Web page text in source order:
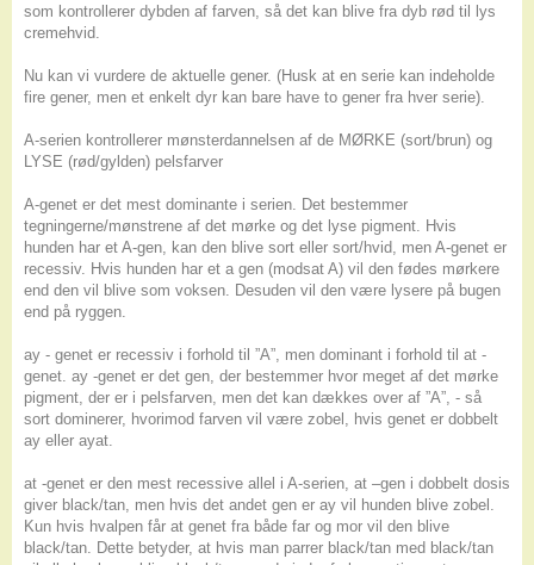
som kontrollerer dybden af farven, så det kan blive fra dyb rød til lys
cremehvid.
Nu kan vi vurdere de aktuelle gener. (Husk at en serie kan indeholde
fire gener, men et enkelt dyr kan bare have to gener fra hver serie).
A-serien kontrollerer mønsterdannelsen af de MØRKE (sort/brun) og
LYSE (rød/gylden) pelsfarver
A-genet er det mest dominante i serien. Det bestemmer
tegningerne/mønstrene af det mørke og det lyse pigment. Hvis
hunden har et A-gen, kan den blive sort eller sort/hvid, men A-genet er
recessiv. Hvis hunden har et a gen (modsat A) vil den fødes mørkere
end den vil blive som voksen. Desuden vil den være lysere på bugen
end på ryggen.
ay - genet er recessiv i forhold til ”A”, men dominant i forhold til at -
genet. ay -genet er det gen, der bestemmer hvor meget af det mørke
pigment, der er i pelsfarven, men det kan dækkes over af ”A”, - så
sort dominerer, hvorimod farven vil være zobel, hvis genet er dobbelt
ay eller ayat.
at -genet er den mest recessive allel i A-serien, at –gen i dobbelt dosis
giver black/tan, men hvis det andet gen er ay vil hunden blive zobel.
Kun hvis hvalpen får at genet fra både far og mor vil den blive
black/tan. Dette betyder, at hvis man parrer black/tan med black/tan